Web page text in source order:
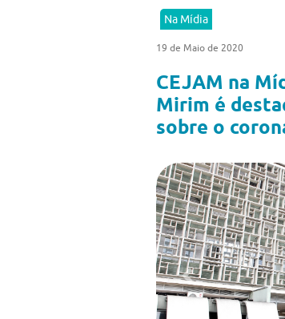
Na Mídia
19 de Maio de 2020
CEJAM na
Mirim é
sobre o
Previous